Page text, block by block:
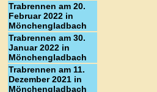
Trabrennen am 20.
Februar 2022 in
Mönchengladbach
Trabrennen am 30.
Januar 2022 in
Mönchengladbach
Trabrennen am 11.
Dezember 2021 in
Mönchengladbach